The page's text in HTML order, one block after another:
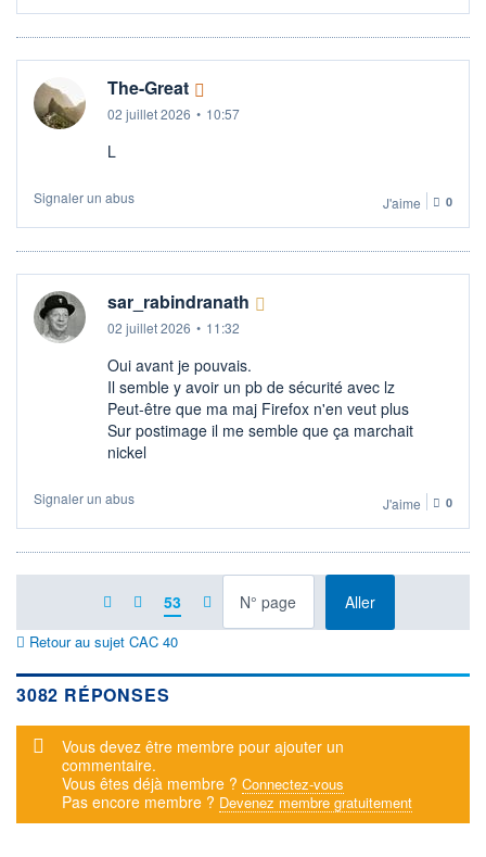
The-Great
02 juillet 2026 • 10:57
L
Signaler un abus J'aime 0
sar_rabindranath
02 juillet 2026 • 11:32
Oui avant je pouvais.
Il semble y avoir un pb de sécurité avec lz
Peut-être que ma maj Firefox n'en veut plus
Sur postimage il me semble que ça marchait
nickel
Signaler un abus J'aime 0
53 Allerà la page
Retour au sujet CAC 40
3082 RÉPONSES
Message d'alerte
Vous devez être membre pour ajouter un
commentaire.
Vous êtes déjà membre ? Connectez-vous
Pas encore membre ? Devenez membre gratuitement